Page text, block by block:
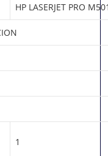
HP LASERJET PRO
1